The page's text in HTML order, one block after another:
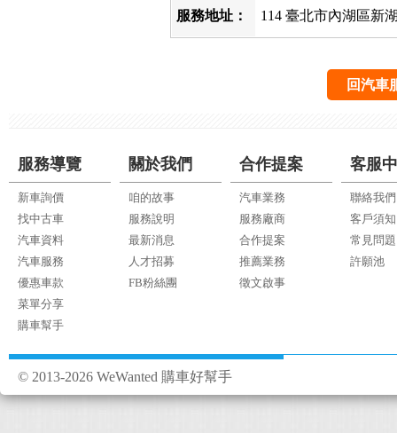
服務地址： 114 臺北市內湖區新
回汽車
服務導覽
新車詢價
找中古車
汽車資料
汽車服務
優惠車款
菜單分享
購車幫手
關於我們
咱的故事
服務說明
最新消息
人才招募
FB粉絲團
合作提案
汽車業務
服務廠商
合作提案
推薦業務
徵文啟事
客服
聯絡我們
客戶須知
常見問題
許願池
© 2013-2026 WeWanted 購車好幫手